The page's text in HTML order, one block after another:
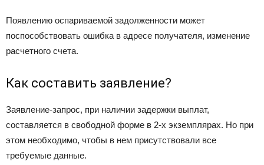
Появлению оспариваемой задолженности может
поспособствовать ошибка в адресе получателя, изменение
расчетного счета.
Как составить заявление?
Заявление-запрос, при наличии задержки выплат,
составляется в свободной форме в 2-х экземплярах. Но при
этом необходимо, чтобы в нем присутствовали все
требуемые данные.